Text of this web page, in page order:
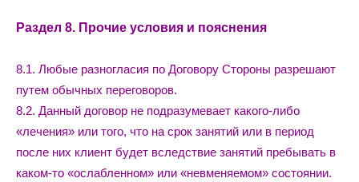
Раздел 8. Прочие условия и пояснения
8.1. Любые разногласия по Договору Стороны разрешают
путем обычных переговоров.
8.2. Данный договор не подразумевает какого-либо
«лечения» или того, что на срок занятий или в период
после них клиент будет вследствие занятий пребывать в
каком-то «ослабленном» или «невменяемом» состоянии.